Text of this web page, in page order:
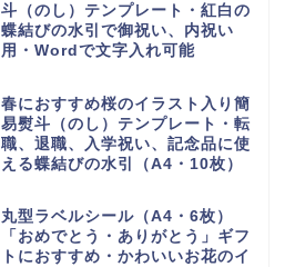
斗（のし）テンプレート・紅白の
蝶結びの水引で御祝い、内祝い
用・Wordで文字入れ可能
春におすすめ桜のイラスト入り簡
易熨斗（のし）テンプレート・転
職、退職、入学祝い、記念品に使
える蝶結びの水引（A4・10枚）
丸型ラベルシール（A4・6枚）
「おめでとう・ありがとう」ギフ
トにおすすめ・かわいいお花のイ